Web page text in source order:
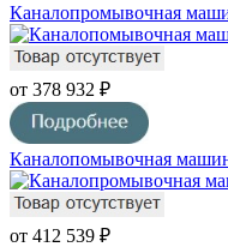
Каналопромывочная
от 378 932 ₽
Каналопомывочная
от 412 539 ₽